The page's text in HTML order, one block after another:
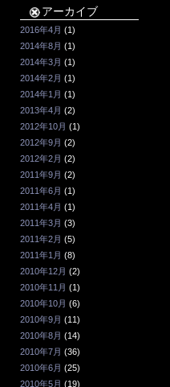
アーカイブ
2016年4月 (1)
2014年8月 (1)
2014年3月 (1)
2014年2月 (1)
2014年1月 (1)
2013年4月 (2)
2012年10月 (1)
2012年9月 (2)
2012年2月 (2)
2011年9月 (2)
2011年6月 (1)
2011年4月 (1)
2011年3月 (3)
2011年2月 (5)
2011年1月 (8)
2010年12月 (2)
2010年11月 (1)
2010年10月 (6)
2010年9月 (11)
2010年8月 (14)
2010年7月 (36)
2010年6月 (25)
2010年5月 (19)